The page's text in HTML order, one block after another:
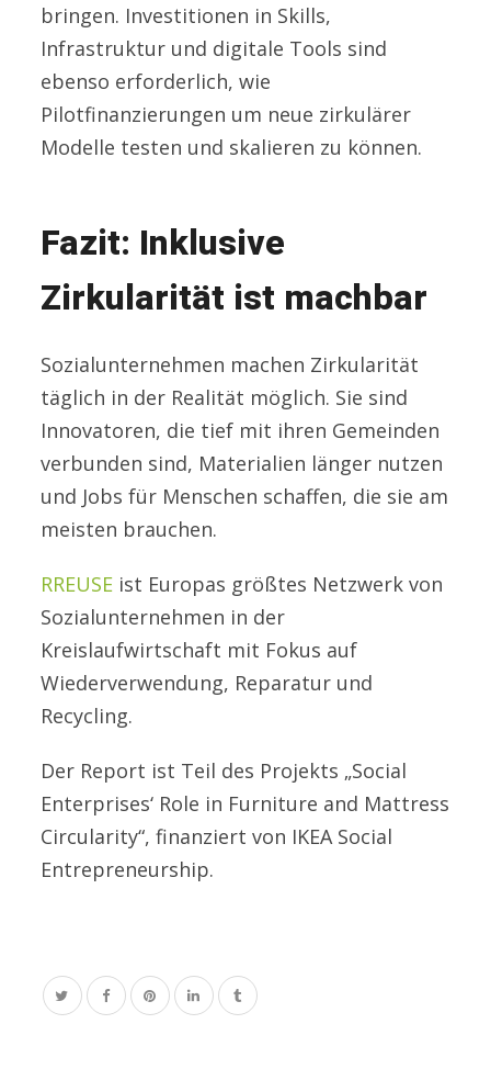
bringen. Investitionen in Skills,
Infrastruktur und digitale Tools sind
ebenso erforderlich, wie
Pilotfinanzierungen um neue zirkulärer
Modelle testen und skalieren zu können.
Fazit: Inklusive
Zirkularität ist machbar
Sozialunternehmen machen Zirkularität
täglich in der Realität möglich. Sie sind
Innovatoren, die tief mit ihren Gemeinden
verbunden sind, Materialien länger nutzen
und Jobs für Menschen schaffen, die sie am
meisten brauchen.
RREUSE ist Europas größtes Netzwerk von
Sozialunternehmen in der
Kreislaufwirtschaft mit Fokus auf
Wiederverwendung, Reparatur und
Recycling.
Der Report ist Teil des Projekts „Social
Enterprises‘ Role in Furniture and Mattress
Circularity“, finanziert von IKEA Social
Entrepreneurship.